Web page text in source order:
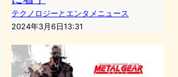
テクノロジーとエンタメニュース
2024年3月6日13:31